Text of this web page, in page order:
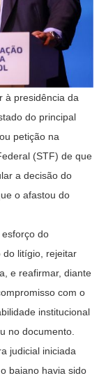
à presidência da
do principal
petição na
(STF) de que
a decisão do
o afastou do
do
do litígio, rejeitar
e reafirmar, diante
com o
institucional
no documento.
judicial iniciada
baiano havia sido